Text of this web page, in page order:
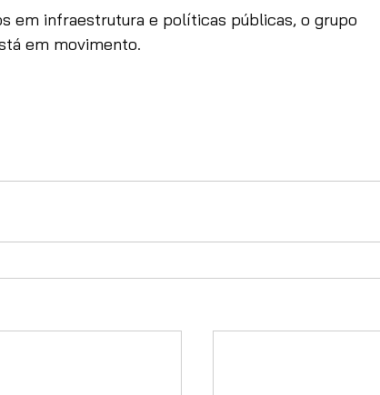
em infraestrutura e políticas públicas, o grupo
em movimento.